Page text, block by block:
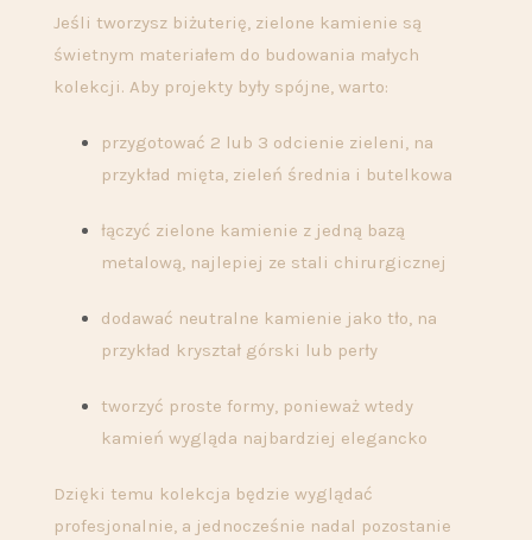
Jeśli tworzysz biżuterię, zielone kamienie są
świetnym materiałem do budowania małych
kolekcji. Aby projekty były spójne, warto:
przygotować 2 lub 3 odcienie zieleni, na
przykład mięta, zieleń średnia i butelkowa
łączyć zielone kamienie z jedną bazą
metalową, najlepiej ze stali chirurgicznej
dodawać neutralne kamienie jako tło, na
przykład kryształ górski lub perły
tworzyć proste formy, ponieważ wtedy
kamień wygląda najbardziej elegancko
Dzięki temu kolekcja będzie wyglądać
profesjonalnie, a jednocześnie nadal pozostanie